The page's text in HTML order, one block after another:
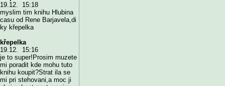
19.12. 15:18
myslim tim knihu Hlubina
casu od Rene Barjavela,di
ky křepelka
křepelka
19.12. 15:16
je to super!Prosim muzete
mi poradit kde mohu tuto
knihu koupit?Strat ila se
mi pri stehovani,a moc ji